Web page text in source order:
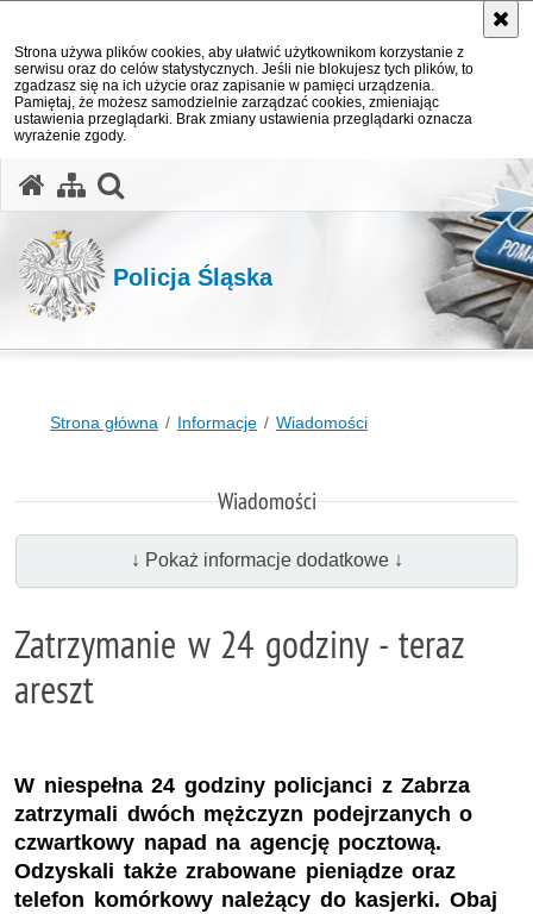
Strona używa plików cookies, aby ułatwić użytkownikom korzystanie z
serwisu oraz do celów statystycznych. Jeśli nie blokujesz tych plików, to
zgadzasz się na ich użycie oraz zapisanie w pamięci urządzenia.
Pamiętaj, że możesz samodzielnie zarządzać cookies, zmieniając
ustawienia przeglądarki. Brak zmiany ustawienia przeglądarki oznacza
wyrażenie zgody.
Policja Śląska
Strona główna Informacje Wiadomości
Wiadomości
↓ Pokaż informacje dodatkowe ↓
Zatrzymanie w 24 godziny - teraz
areszt
W niespełna 24 godziny policjanci z Zabrza
zatrzymali dwóch mężczyzn podejrzanych o
czwartkowy napad na agencję pocztową.
Odzyskali także zrabowane pieniądze oraz
telefon komórkowy należący do kasjerki. Obaj